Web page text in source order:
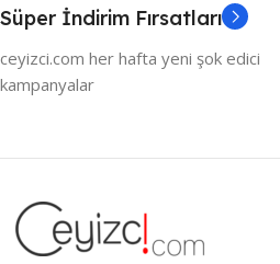
Süper İndirim Fırsatları
ceyizci.com her hafta yeni şok edici
kampanyalar